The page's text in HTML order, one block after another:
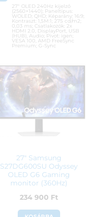
27″ OLED 240Hz kijelző
(2560×1440); Paneltípus:
WOLED; QHD; Képarány: 16:9;
Kontraszt: 1,5M:1; 275 cd/m2;
0,03 ms; Csatlakozók: 2x
HDMI 2.0, DisplayPort, USB
(HUB), Audio; Pivot: igen;
VESA 100, AMD FreeSync
Premium; G-Sync
Kategória:
Gamer monitorok
Gyártó: Asus
Garanciaidő: 36 hónap
ÁFA:27%
Azonosító:
50163
27″ Samsung
S27DG600SU Odyssey
OLED G6 Gaming
monitor (360Hz)
234 900 Ft